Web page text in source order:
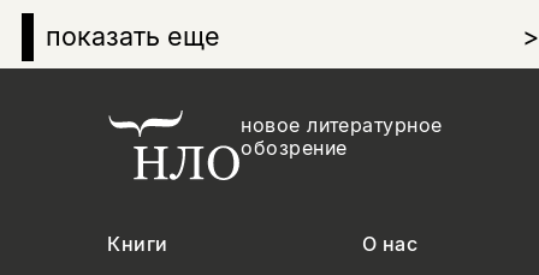
показать еще >
новое литературное
обозрение
Книги
О нас